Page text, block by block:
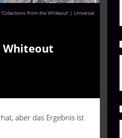
from the Whiteout' | Universal
Whiteout
aber das Ergebnis ist